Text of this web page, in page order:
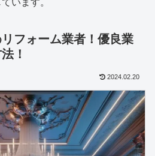
います。
フォーム業者！優良業
！
2024.02.20